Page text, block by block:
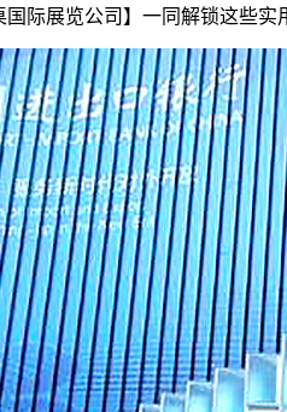
际展览公司】一同解锁这些实